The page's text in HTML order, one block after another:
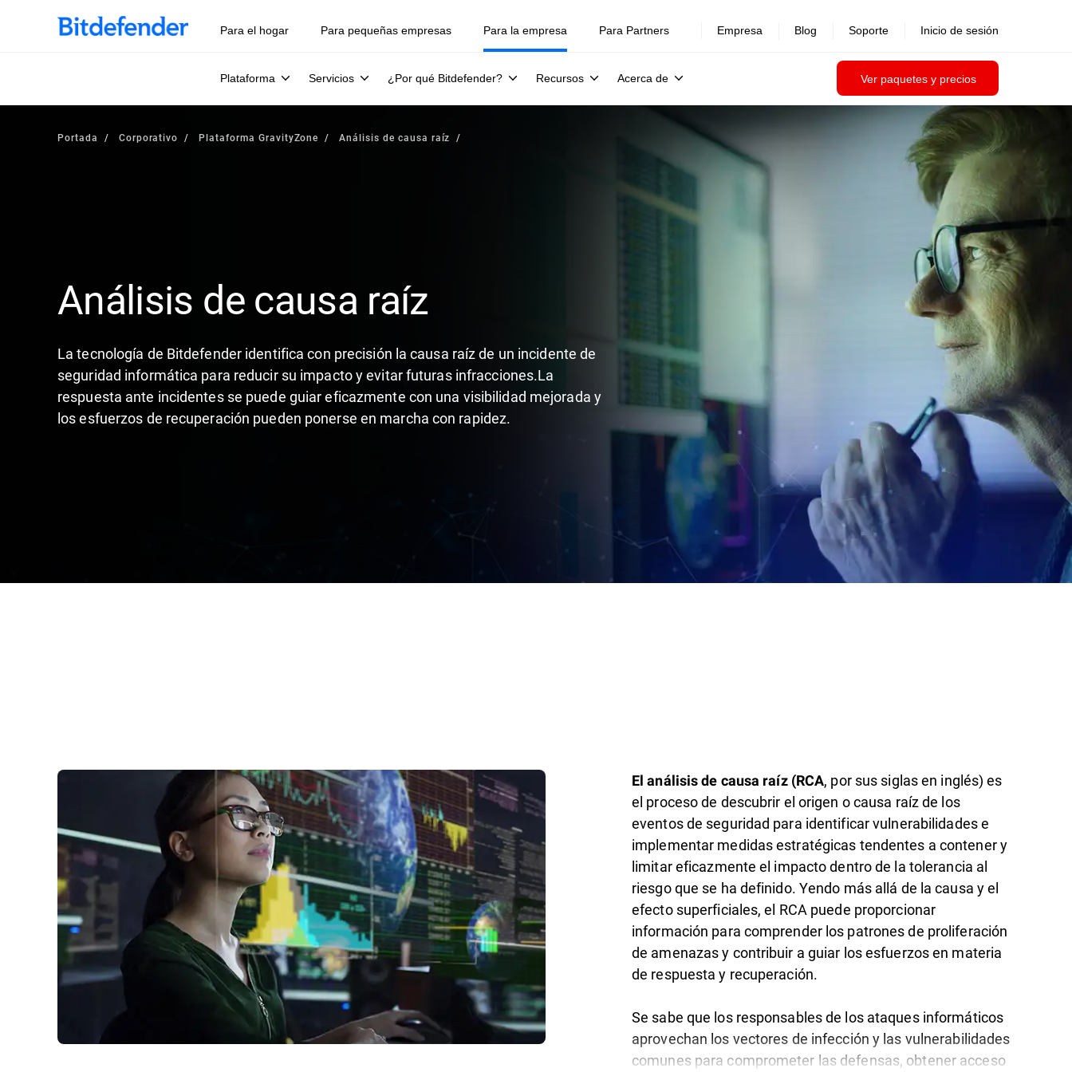
Para el hogar Para pequeñas empresas Para la empresa
Plataforma Servicios ¿Por qué Bitdefender? Recursos Acerca de Ver paquetes y precios
Para Partners Empresa Blog Soporte Inicio de sesión
Portada Corporativo Plataforma GravityZone Análisis de causa raíz
Análisis de causa raíz
La tecnología de Bitdefender identifica con precisión la causa raíz de un incidente de
seguridad informática para reducir su impacto y evitar futuras infracciones.La
respuesta ante incidentes se puede guiar eficazmente con una visibilidad mejorada y
los esfuerzos de recuperación pueden ponerse en marcha con rapidez.
El análisis de causa raíz (RCA, por sus siglas en inglés) es
el proceso de descubrir el origen o causa raíz de los
eventos de seguridad para identificar vulnerabilidades e
implementar medidas estratégicas tendentes a contener y
limitar eficazmente el impacto dentro de la tolerancia al
riesgo que se ha definido. Yendo más allá de la causa y el
efecto superficiales, el RCA puede proporcionar
información para comprender los patrones de proliferación
de amenazas y contribuir a guiar los esfuerzos en materia
de respuesta y recuperación.
Se sabe que los responsables de los ataques informáticos
aprovechan los vectores de infección y las vulnerabilidades
comunes para comprometer las defensas, obtener acceso